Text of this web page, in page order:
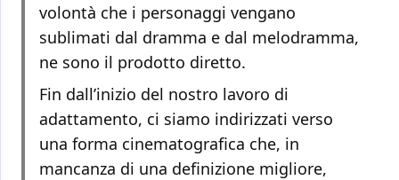
volontà che i personaggi vengano
sublimati dal dramma e dal melodramma,
ne sono il prodotto diretto.
Fin dall’inizio del nostro lavoro di
adattamento, ci siamo indirizzati verso
una forma cinematografica che, in
mancanza di una definizione migliore,